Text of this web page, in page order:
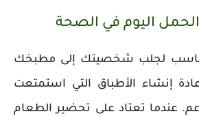
اليوم في الصحة
لجلب شخصيتك إلى مطبخك
إنشاء الأطباق التي استمتعت
عندما تعتاد على تحضير الطعام